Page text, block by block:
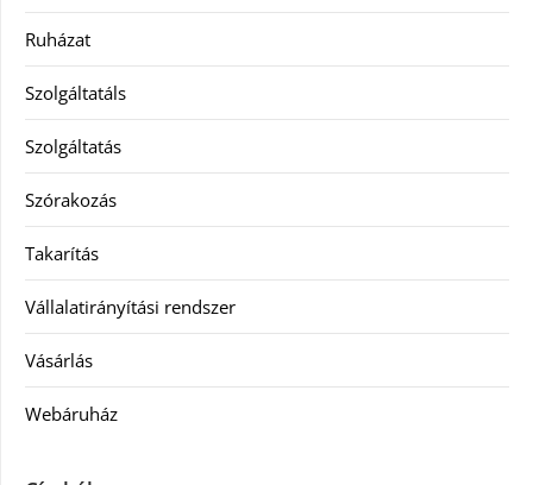
Ruházat
Szolgáltatáls
Szolgáltatás
Szórakozás
Takarítás
Vállalatirányítási rendszer
Vásárlás
Webáruház